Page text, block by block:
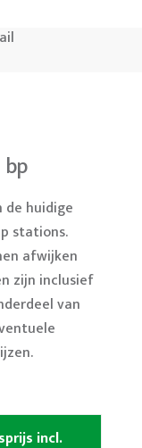
huidige
stations.
afwijken
zijn inclusief
van
incl.